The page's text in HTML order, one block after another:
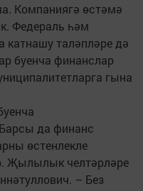
Компаниягә өстәмә
Федераль һәм
катнашу таләпләре дә
буенча финанслар
гына
да финанс
өстенлекле
Җылылык челтәрләре
– Без